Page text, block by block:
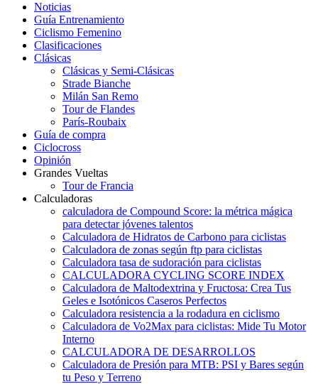
Noticias
Guía Entrenamiento
Ciclismo Femenino
Clasificaciones
Clásicas
Clásicas y Semi-Clásicas
Strade Bianche
Milán San Remo
Tour de Flandes
París-Roubaix
Guía de compra
Ciclocross
Opinión
Grandes Vueltas
Tour de Francia
Calculadoras
calculadora de Compound Score: la métrica mágica
para detectar jóvenes talentos
Calculadora de Hidratos de Carbono para ciclistas
Calculadora de zonas según ftp para ciclistas
Calculadora tasa de sudoración para ciclistas
CALCULADORA CYCLING SCORE INDEX
Calculadora de Maltodextrina y Fructosa: Crea Tus
Geles e Isotónicos Caseros Perfectos
Calculadora resistencia a la rodadura en ciclismo
Calculadora de Vo2Max para ciclistas: Mide Tu Motor
Interno
CALCULADORA DE DESARROLLOS
Calculadora de Presión para MTB: PSI y Bares según
tu Peso y Terreno